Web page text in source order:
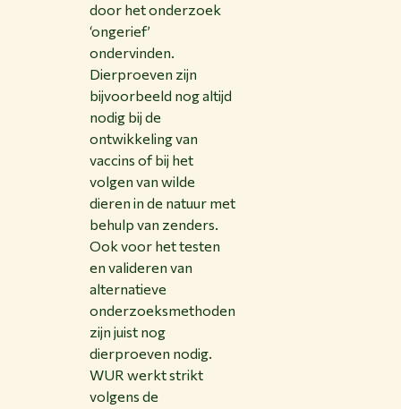
door het onderzoek
‘ongerief’
ondervinden.
Dierproeven zijn
bijvoorbeeld nog altijd
nodig bij de
ontwikkeling van
vaccins of bij het
volgen van wilde
dieren in de natuur met
behulp van zenders.
Ook voor het testen
en valideren van
alternatieve
onderzoeksmethoden
zijn juist nog
dierproeven nodig.
WUR werkt strikt
volgens de